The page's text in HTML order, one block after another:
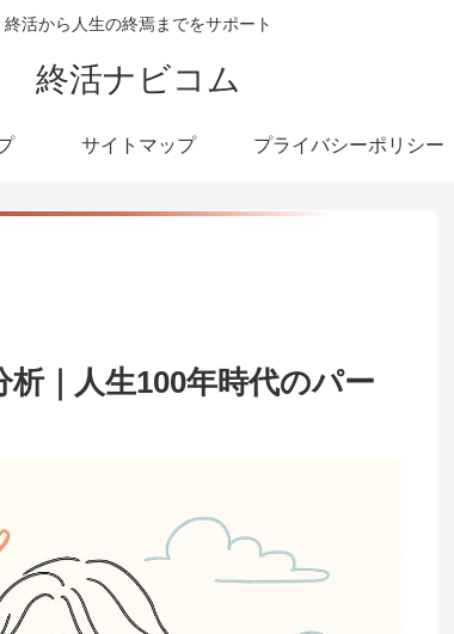
終活から人生の終焉までをサポート
終活ナビコム
サイトマップ プライバシーポリシー
｜人生100年時代のパー